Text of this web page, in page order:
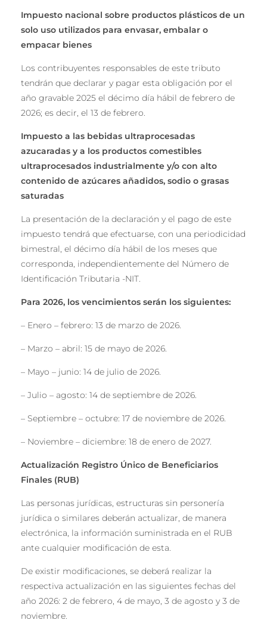
Impuesto nacional sobre productos plásticos de un
solo uso utilizados para envasar, embalar o
empacar bienes
Los contribuyentes responsables de este tributo
tendrán que declarar y pagar esta obligación por el
año gravable 2025 el décimo día hábil de febrero de
2026; es decir, el 13 de febrero.
Impuesto a las bebidas ultraprocesadas
azucaradas y a los productos comestibles
ultraprocesados industrialmente y/o con alto
contenido de azúcares añadidos, sodio o grasas
saturadas
La presentación de la declaración y el pago de este
impuesto tendrá que efectuarse, con una periodicidad
bimestral, el décimo día hábil de los meses que
corresponda, independientemente del Número de
Identificación Tributaria -NIT.
Para 2026, los vencimientos serán los siguientes:
– Enero – febrero: 13 de marzo de 2026.
– Marzo – abril: 15 de mayo de 2026.
– Mayo – junio: 14 de julio de 2026.
– Julio – agosto: 14 de septiembre de 2026.
– Septiembre – octubre: 17 de noviembre de 2026.
– Noviembre – diciembre: 18 de enero de 2027.
Actualización Registro Único de Beneficiarios
Finales (RUB)
Las personas jurídicas, estructuras sin personería
jurídica o similares deberán actualizar, de manera
electrónica, la información suministrada en el RUB
ante cualquier modificación de esta.
De existir modificaciones, se deberá realizar la
respectiva actualización en las siguientes fechas del
año 2026: 2 de febrero, 4 de mayo, 3 de agosto y 3 de
noviembre.